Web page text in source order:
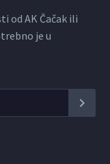
od AK Čačak ili
je u